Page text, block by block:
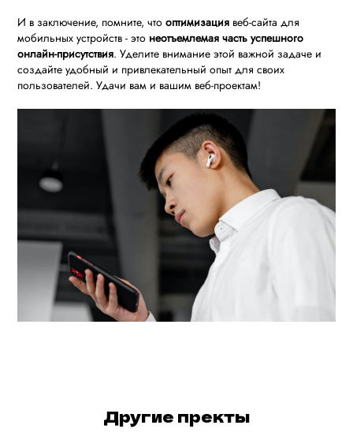
И в заключение, помните, чтооптимизация веб-сайта для
мобильных устройств - это неотъемлемая часть успешного
онлайн-присутствия. Уделите внимание этой важной задаче и
создайте удобный и привлекательный опыт для своих
пользователей. Удачи вам и вашим веб-проектам!
Другие пректы